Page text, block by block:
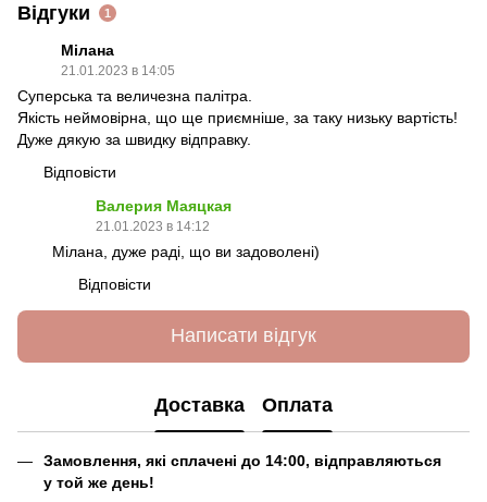
Відгуки 1
Мілана
21.01.2023 в 14:05
Суперська та величезна палітра.
Якість неймовірна, що ще приємніше, за таку низьку вартість!
Дуже дякую за швидку відправку.
Відповісти
Валерия Маяцкая
21.01.2023 в 14:12
Мілана, дуже раді, що ви задоволені)
Відповісти
Написати відгук
Доставка Оплата
Замовлення, які сплачені до 14:00, відправляються
у той же день!